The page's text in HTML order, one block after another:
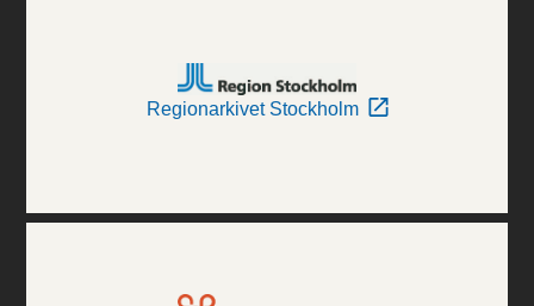
Regionarkivet Stockholm